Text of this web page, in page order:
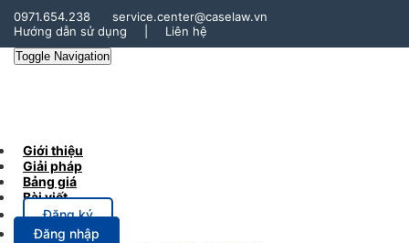
0971.654.238
service.center@caselaw.vn
Hướng dẫn sử dụng
Liên hệ
Toggle Navigation
Giới thiệu
Giải pháp
Bảng giá
Bài viết
Đăng ký
Đăng nhập